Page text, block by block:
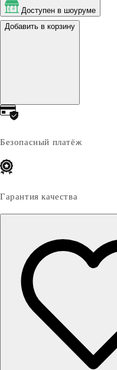
Доступен в шоуруме
Добавить в корзину
Безопасный платёж
Гарантия качества